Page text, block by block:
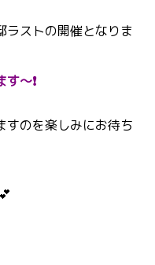
ラストの開催となりま
～❗
すのを楽しみにお待ち